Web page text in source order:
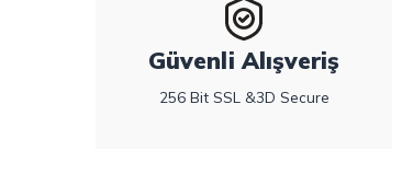
Güvenli Alışveriş
256 Bit SSL &3D Secure